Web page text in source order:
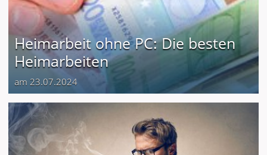
Heimarbeit ohne PC: Die besten
Heimarbeiten
am 23.07.2024